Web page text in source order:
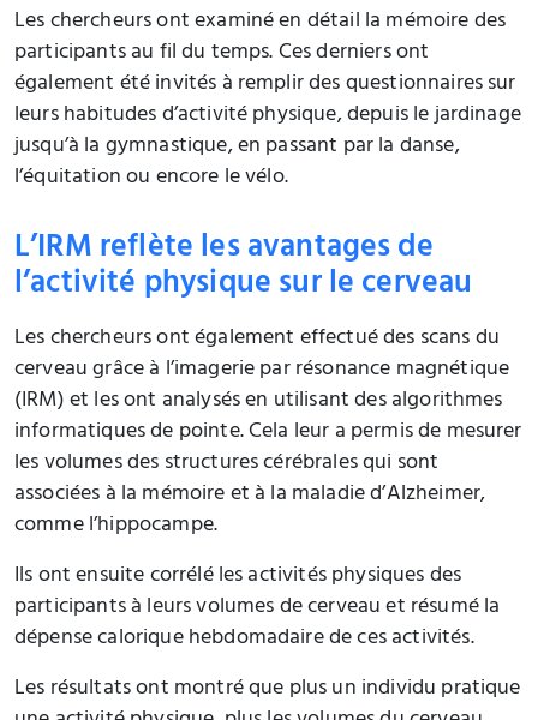
Les chercheurs ont examiné en détail la mémoire des
participants au fil du temps. Ces derniers ont
également été invités à remplir des questionnaires sur
leurs habitudes d’activité physique, depuis le jardinage
jusqu’à la gymnastique, en passant par la danse,
l’équitation ou encore le vélo.
L’IRM reflète les avantages de
l’activité physique sur le cerveau
Les chercheurs ont également effectué des scans du
cerveau grâce à l’imagerie par résonance magnétique
(IRM) et les ont analysés en utilisant des algorithmes
informatiques de pointe. Cela leur a permis de mesurer
les volumes des structures cérébrales qui sont
associées à la mémoire et à la maladie d’Alzheimer,
comme l’hippocampe.
Ils ont ensuite corrélé les activités physiques des
participants à leurs volumes de cerveau et résumé la
dépense calorique hebdomadaire de ces activités.
Les résultats ont montré que plus un individu pratique